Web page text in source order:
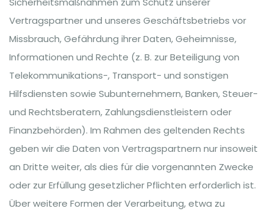
Vertragspartner und unseres Geschäftsbetriebs vor
Missbrauch, Gefährdung ihrer Daten, Geheimnisse,
Informationen und Rechte (z. B. zur Beteiligung von
Telekommunikations-, Transport- und sonstigen
Hilfsdiensten sowie Subunternehmern, Banken, Steuer-
und Rechtsberatern, Zahlungsdienstleistern oder
Finanzbehörden). Im Rahmen des geltenden Rechts
geben wir die Daten von Vertragspartnern nur insoweit
an Dritte weiter, als dies für die vorgenannten Zwecke
oder zur Erfüllung gesetzlicher Pflichten erforderlich ist.
Über weitere Formen der Verarbeitung, etwa zu